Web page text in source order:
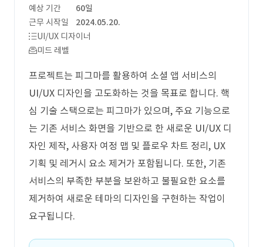
예상 기간
60일
근무 시작일
2024.05.20.
UI/UX 디자이너
미드 레벨
프로젝트는 피그마를 활용하여 소셜 앱 서비스의
UI/UX 디자인을 고도화하는 것을 목표로 합니다. 핵
심 기술 스택으로는 피그마가 있으며, 주요 기능으로
는 기존 서비스 화면을 기반으로 한 새로운 UI/UX 디
자인 제작, 사용자 여정 맵 및 플로우 차트 정리, UX
기획 및 레거시 요소 제거가 포함됩니다. 또한, 기존
서비스의 부족한 부분을 보완하고 불필요한 요소를
제거하여 새로운 테마의 디자인을 구현하는 작업이
요구됩니다.